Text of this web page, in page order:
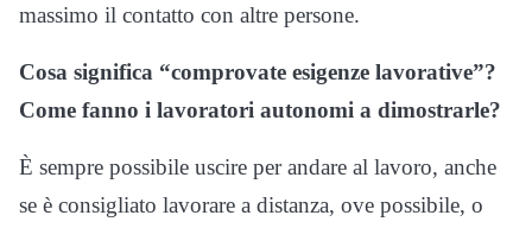
massimo il contatto con altre persone.
Cosa significa “comprovate esigenze lavorative”?
Come fanno i lavoratori autonomi a dimostrarle?
È sempre possibile uscire per andare al lavoro, anche
se è consigliato lavorare a distanza, ove possibile, o